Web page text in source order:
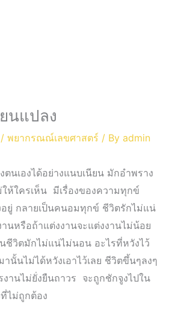
นแปลง
/ พยากรณณ์เลขศาสตร์ / By admin
นเองได้อย่างแนบเนียน มักอำพราง
ห้ใครเห็น มีเรื่องของความทุกข์
ยู่ กลายเป็นคนอมทุกข์ ชีวิตรักไม่แน่
นหรือถ้าแต่งงานจะแต่งงานไม่น้อย
ชีวิตมักไม่แน่ไม่นอน อะไรที่หวังไว้
นั้นไม่ได้หวังเอาไว้เลย ชีวิตขึ้นๆลงๆ
งานไม่ยั่งยืนถาวร จะถูกชักจูงไปใน
ไม่ถูกต้อง